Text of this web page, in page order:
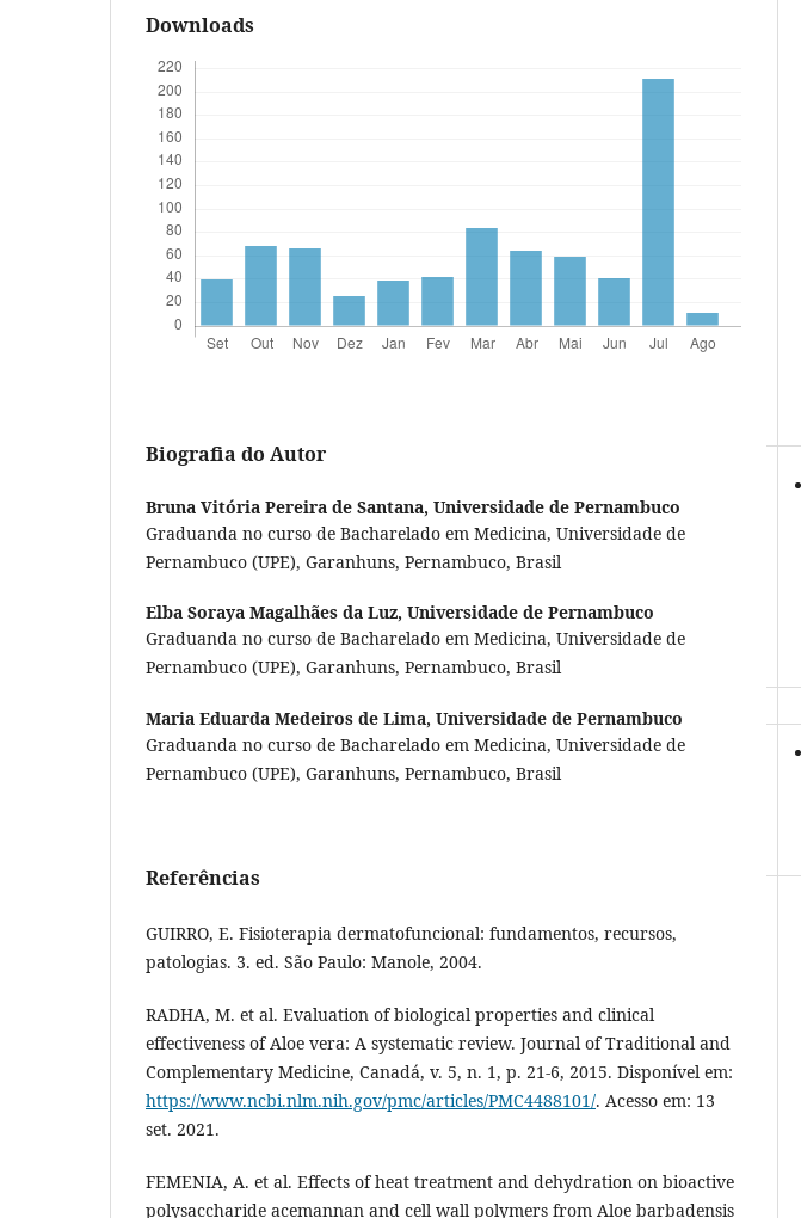
Downloads
Biografia do Autor
Bruna Vitória Pereira de Santana, Universidade de Pernambuco
Graduanda no curso de Bacharelado em Medicina, Universidade de
Pernambuco (UPE), Garanhuns, Pernambuco, Brasil
Elba Soraya Magalhães da Luz, Universidade de Pernambuco
Graduanda no curso de Bacharelado em Medicina, Universidade de
Pernambuco (UPE), Garanhuns, Pernambuco, Brasil
Maria Eduarda Medeiros de Lima, Universidade de Pernambuco
Graduanda no curso de Bacharelado em Medicina, Universidade de
Pernambuco (UPE), Garanhuns, Pernambuco, Brasil
Referências
GUIRRO, E. Fisioterapia dermatofuncional: fundamentos, recursos,
patologias. 3. ed. São Paulo: Manole, 2004.
RADHA, M. et al. Evaluation of biological properties and clinical
effectiveness of Aloe vera: A systematic review. Journal of Traditional and
Complementary Medicine, Canadá, v. 5, n. 1, p. 21-6, 2015. Disponível em:
https://www.ncbi.nlm.nih.gov/pmc/articles/PMC4488101/. Acesso em: 13
set. 2021.
FEMENIA, A. et al. Effects of heat treatment and dehydration on bioactive
polysaccharide acemannan and cell wall polymers from Aloe barbadensis